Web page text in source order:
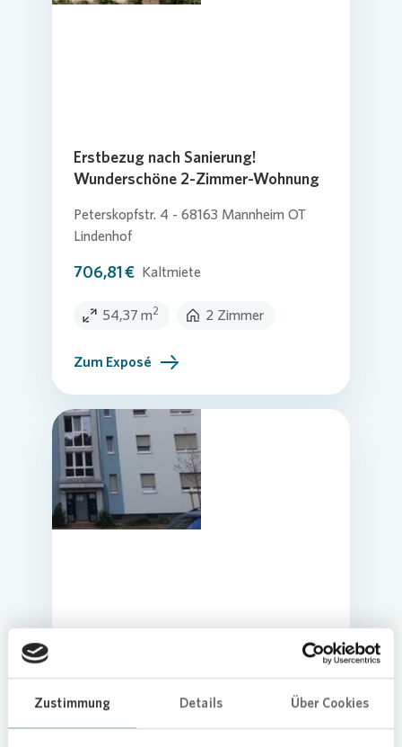
Zustimmung Details Über Cookies
Erstbezug nach Sanierung!
Wunderschöne 2-Zimmer-Wohnung
Peterskopfstr. 4 - 68163 Mannheim OT
Lindenhof
706,81 € Kaltmiete
54,37 m2 2 Zimmer
Zum Exposé
Erstbezug nach Sanierung! Helle 3-
Zimmer-Wohnung im 4. OG ohne
Aufzug.